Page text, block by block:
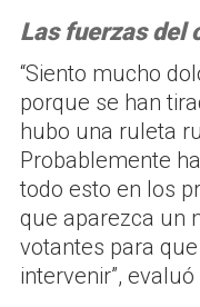
Las fuerzas del
“Siento mucho
porque se han
hubo una ruleta
Probablemente
todo esto en los
que aparezca un
votantes para
intervenir”, evaluó